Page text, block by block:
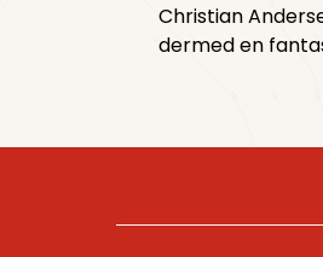
Christian
dermed en